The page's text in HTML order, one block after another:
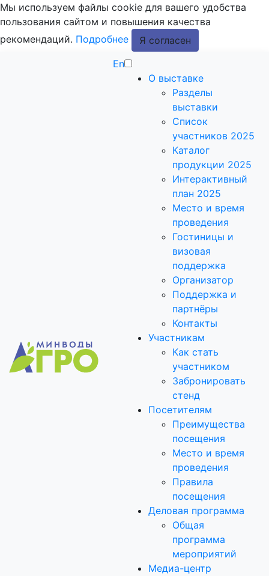
Мы используем файлы cookie для вашего удобства
пользования сайтом и повышения качества
рекомендаций. Подробнее
Я согласен
En
О выставке
Разделы
выставки
Список
участников 2025
Каталог
продукции 2025
Интерактивный
план 2025
Место и время
проведения
Гостиницы и
визовая
поддержка
Организатор
Поддержка и
партнёры
Контакты
Участникам
Как стать
участником
Забронировать
стенд
Посетителям
Преимущества
посещения
Место и время
проведения
Правила
посещения
Деловая программа
Общая
программа
мероприятий
Медиа-центр